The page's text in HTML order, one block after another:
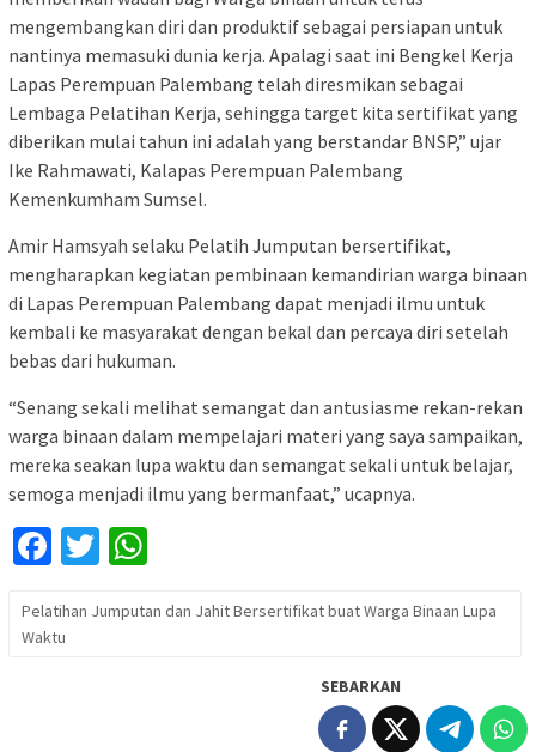
mengembangkan diri dan produktif sebagai persiapan untuk
nantinya memasuki dunia kerja. Apalagi saat ini Bengkel Kerja
Lapas Perempuan Palembang telah diresmikan sebagai
Lembaga Pelatihan Kerja, sehingga target kita sertifikat yang
diberikan mulai tahun ini adalah yang berstandar BNSP,” ujar
Ike Rahmawati, Kalapas Perempuan Palembang
Kemenkumham Sumsel.
Amir Hamsyah selaku Pelatih Jumputan bersertifikat,
mengharapkan kegiatan pembinaan kemandirian warga binaan
di Lapas Perempuan Palembang dapat menjadi ilmu untuk
kembali ke masyarakat dengan bekal dan percaya diri setelah
bebas dari hukuman.
“Senang sekali melihat semangat dan antusiasme rekan-rekan
warga binaan dalam mempelajari materi yang saya sampaikan,
mereka seakan lupa waktu dan semangat sekali untuk belajar,
semoga menjadi ilmu yang bermanfaat,” ucapnya.
Facebook
Twitter
Pelatihan Jumputan dan Jahit Bersertifikat buat Warga Binaan Lupa
Waktu
SEBARKAN